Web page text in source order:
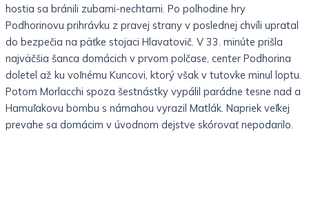
hostia sa bránili zubami-nechtami. Po polhodine hry
Podhorinovu prihrávku z pravej strany v poslednej chvíli upratal
do bezpečia na päťke stojaci Hlavatovič. V 33. minúte prišla
najväčšia šanca domácich v prvom polčase, center Podhorina
doletel až ku voľnému Kuncovi, ktorý však v tutovke minul loptu.
Potom Morlacchi spoza šestnástky vypálil parádne tesne nad a
Hamuľakovu bombu s námahou vyrazil Matlák. Napriek veľkej
prevahe sa domácim v úvodnom dejstve skórovať nepodarilo.